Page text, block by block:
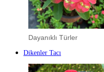
Dayanıklı Türler
Dikenler Tacı